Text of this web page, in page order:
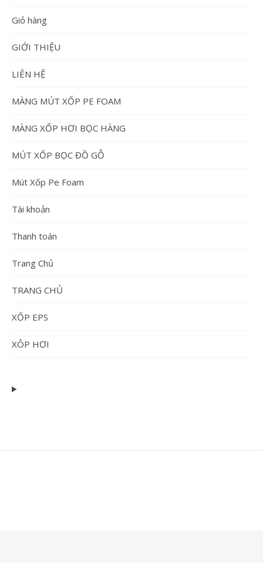
Giỏ hàng
GIỚI THIỆU
LIÊN HỆ
MÀNG MÚT XỐP PE FOAM
MÀNG XỐP HƠI BỌC HÀNG
MÚT XỐP BỌC ĐỒ GỖ
Mút Xốp Pe Foam
Tài khoản
Thanh toán
Trang Chủ
TRANG CHỦ
XỐP EPS
XÔP HƠI